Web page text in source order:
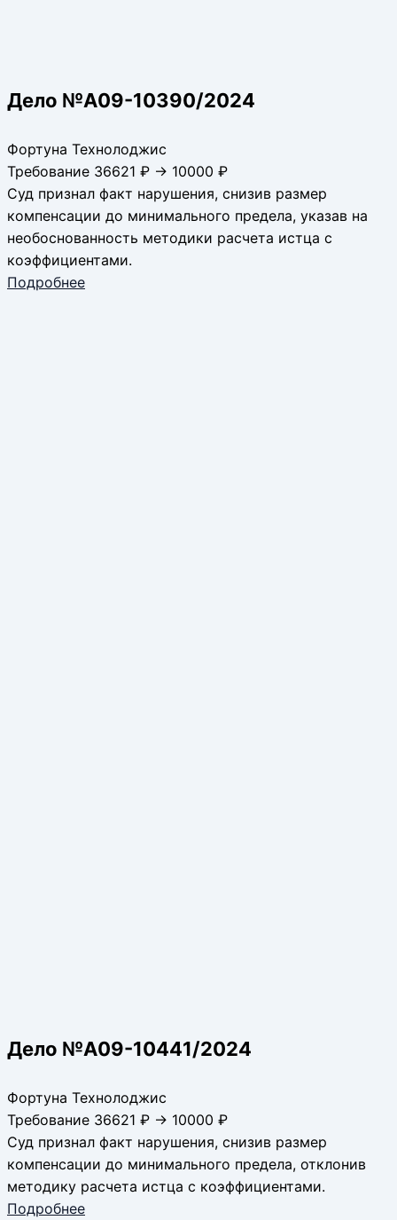
Дело №А09-10390/2024
Фортуна Технолоджис
Требование 36621 ₽ → 10000 ₽
Суд признал факт нарушения, снизив размер
компенсации до минимального предела, указав на
необоснованность методики расчета истца с
коэффициентами.
Подробнее
Дело №А09-10441/2024
Фортуна Технолоджис
Требование 36621 ₽ → 10000 ₽
Суд признал факт нарушения, снизив размер
компенсации до минимального предела, отклонив
методику расчета истца с коэффициентами.
Подробнее